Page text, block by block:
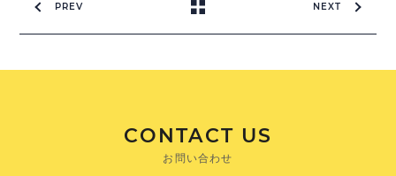
PREV NEXT
CONTACT US
お問い合わせ